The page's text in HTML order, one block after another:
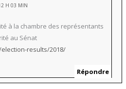
H 03 MIN
à la chambre des représentants
au Sénat
results/2018/
Répondre